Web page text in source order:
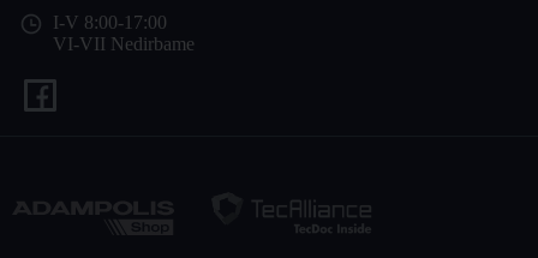
I-V 8:00-17:00
VI-VII Nedirbame